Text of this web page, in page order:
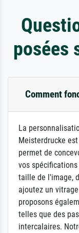
posées
Comment
La
Meisterdrucke
permet de
vos
taille de l'image,
ajoutez un
proposons
telles que des
intercalaires.